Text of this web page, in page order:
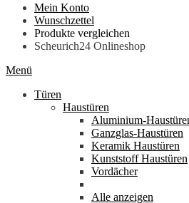
Mein Konto
Wunschzettel
Produkte vergleichen
Scheurich24 Onlineshop
Menü
Türen
Haustüren
Aluminium-
Ganzglas-Haustüren
Keramik Haustüren
Kunststoff Haustüren
Vordächer
Alle anzeigen